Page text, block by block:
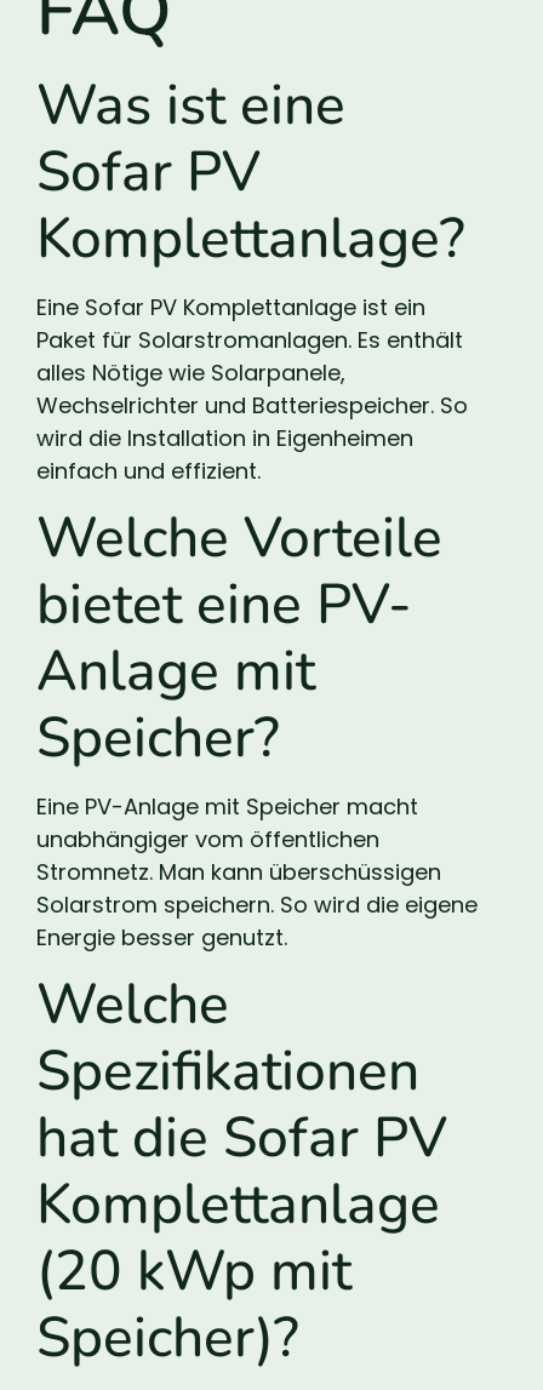
Was ist eine
Sofar PV
Komplettanlage?
Eine Sofar PV Komplettanlage ist ein
Paket für Solarstromanlagen. Es enthält
alles Nötige wie Solarpanele,
Wechselrichter und Batteriespeicher. So
wird die Installation in Eigenheimen
einfach und effizient.
Welche Vorteile
bietet eine PV-
Anlage mit
Speicher?
Eine PV-Anlage mit Speicher macht
unabhängiger vom öffentlichen
Stromnetz. Man kann überschüssigen
Solarstrom speichern. So wird die eigene
Energie besser genutzt.
Welche
Spezifikationen
hat die Sofar PV
Komplettanlage
(20 kWp mit
Speicher)?